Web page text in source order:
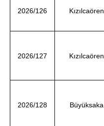
2026/126 Kızılcaören
2026/127 Kızılcaören
2026/128 Büyüksaka